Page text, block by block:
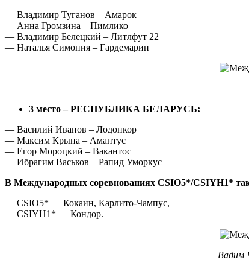
— Владимир Туганов – Амарок
— Анна Громзина – Пимлико
— Владимир Белецкий – Литлфут 22
— Наталья Симония – Гардемарин
3 место – РЕСПУБЛИКА БЕЛАРУСЬ:
— Василий Иванов – Лодонкор
— Максим Крына – Амантус
— Егор Мороцкий – Вакантос
— Ибрагим Васьков – Рапид Уморкус
В Международных соревнованиях CSIO5*/CSIYH1*
— CSIO5* — Кокаин, Карлито-Чампус,
— CSIYH1* — Кондор.
Вадим